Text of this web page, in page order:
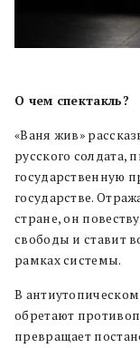
О чем спектакль?
«Ваня жив»
русского солдата,
государственную
государстве.
стране, он
свободы и ставит
рамках системы.
В
обретают
превращает